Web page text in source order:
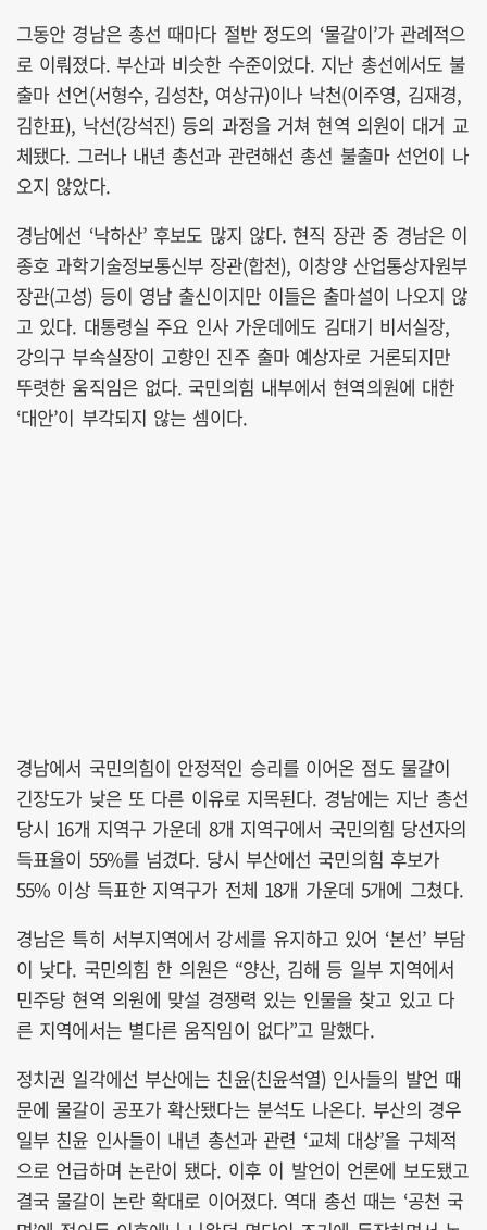
그동안 경남은 총선 때마다 절반 정도의 ‘물갈이’가 관례적으
로 이뤄졌다. 부산과 비슷한 수준이었다. 지난 총선에서도 불
출마 선언(서형수, 김성찬, 여상규)이나 낙천(이주영, 김재경,
김한표), 낙선(강석진) 등의 과정을 거쳐 현역 의원이 대거 교
체됐다. 그러나 내년 총선과 관련해선 총선 불출마 선언이 나
오지 않았다.
경남에선 ‘낙하산’ 후보도 많지 않다. 현직 장관 중 경남은 이
종호 과학기술정보통신부 장관(합천), 이창양 산업통상자원부
장관(고성) 등이 영남 출신이지만 이들은 출마설이 나오지 않
고 있다. 대통령실 주요 인사 가운데에도 김대기 비서실장,
강의구 부속실장이 고향인 진주 출마 예상자로 거론되지만
뚜렷한 움직임은 없다. 국민의힘 내부에서 현역의원에 대한
‘대안’이 부각되지 않는 셈이다.
경남에서 국민의힘이 안정적인 승리를 이어온 점도 물갈이
긴장도가 낮은 또 다른 이유로 지목된다. 경남에는 지난 총선
당시 16개 지역구 가운데 8개 지역구에서 국민의힘 당선자의
득표율이 55%를 넘겼다. 당시 부산에선 국민의힘 후보가
55% 이상 득표한 지역구가 전체 18개 가운데 5개에 그쳤다.
경남은 특히 서부지역에서 강세를 유지하고 있어 ‘본선’ 부담
이 낮다. 국민의힘 한 의원은 “양산, 김해 등 일부 지역에서
민주당 현역 의원에 맞설 경쟁력 있는 인물을 찾고 있고 다
른 지역에서는 별다른 움직임이 없다”고 말했다.
정치권 일각에선 부산에는 친윤(친윤석열) 인사들의 발언 때
문에 물갈이 공포가 확산됐다는 분석도 나온다. 부산의 경우
일부 친윤 인사들이 내년 총선과 관련 ‘교체 대상’을 구체적
으로 언급하며 논란이 됐다. 이후 이 발언이 언론에 보도됐고
결국 물갈이 논란 확대로 이어졌다. 역대 총선 때는 ‘공천 국